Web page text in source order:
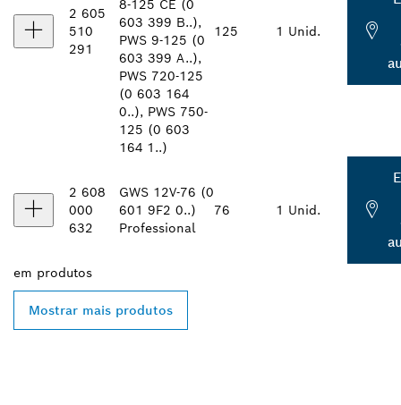
2 605
510
291
8-125 CE (0
603 399 B..),
PWS 9-125 (0
603 399 A..),
PWS 720-125
(0 603 164
0..), PWS 750-
125 (0 603
164 1..)
125 1 Unid.
2 608
000
632
GWS 12V-76 (0
601 9F2 0..)
Professional
76 1 Unid.
em produtos
Mostrar mais produtos